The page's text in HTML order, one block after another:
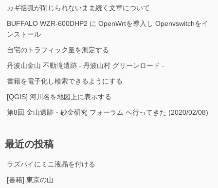
カギ括弧が閉じられないまま続く文章について
BUFFALO WZR-600DHP2 に OpenWrtを導入し Openvswitchをイ
ンストール
自宅のトラフィック量を測定する
丹波山金山 不動滝遺跡 - 丹波山村 グリーンロード -
書籍を電子化し検索できるようにする
[QGIS] 河川名を地図上に表示する
第8回 金山遺跡・砂金研究 フォーラム へ行ってきた (2020/02/08)
最近の投稿
ラズパイにミニ液晶を付ける
[書籍] 東京の山